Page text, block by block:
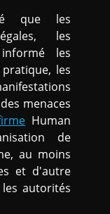
que les
les
les
les
menaces
Human
de
au moins
et d'autre
autorités